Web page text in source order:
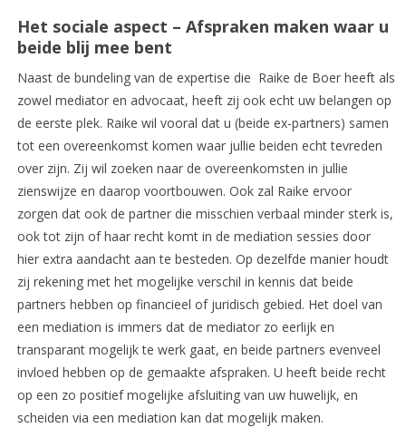
Het sociale aspect – Afspraken maken waar u
beide blij mee bent
Naast de bundeling van de expertise die Raike de Boer heeft als
zowel mediator en advocaat, heeft zij ook echt uw belangen op
de eerste plek. Raike wil vooral dat u (beide ex-partners) samen
tot een overeenkomst komen waar jullie beiden echt tevreden
over zijn. Zij wil zoeken naar de overeenkomsten in jullie
zienswijze en daarop voortbouwen. Ook zal Raike ervoor
zorgen dat ook de partner die misschien verbaal minder sterk is,
ook tot zijn of haar recht komt in de mediation sessies door
hier extra aandacht aan te besteden. Op dezelfde manier houdt
zij rekening met het mogelijke verschil in kennis dat beide
partners hebben op financieel of juridisch gebied. Het doel van
een mediation is immers dat de mediator zo eerlijk en
transparant mogelijk te werk gaat, en beide partners evenveel
invloed hebben op de gemaakte afspraken. U heeft beide recht
op een zo positief mogelijke afsluiting van uw huwelijk, en
scheiden via een mediation kan dat mogelijk maken.